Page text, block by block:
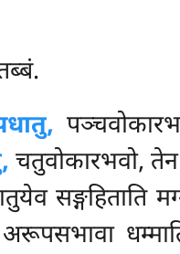
चतुवोकारभवो, तेन
सङ्गहिताति